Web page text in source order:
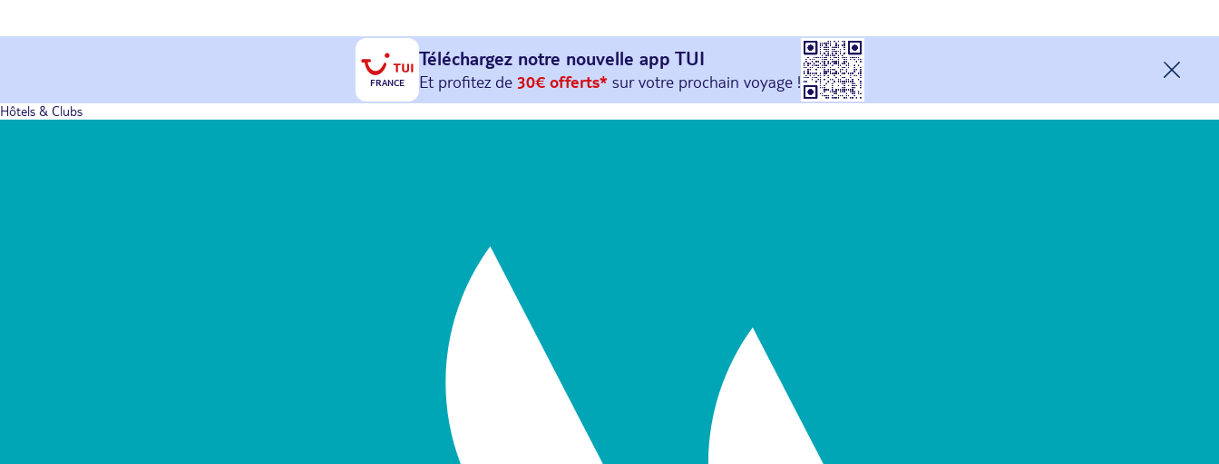
FRANCE
Téléchargez notre nouvelle app TUI
Et profitez de 30€ offerts*sur votreprochain
avec le code : HAPPYAPP
Hôtels & Clubs